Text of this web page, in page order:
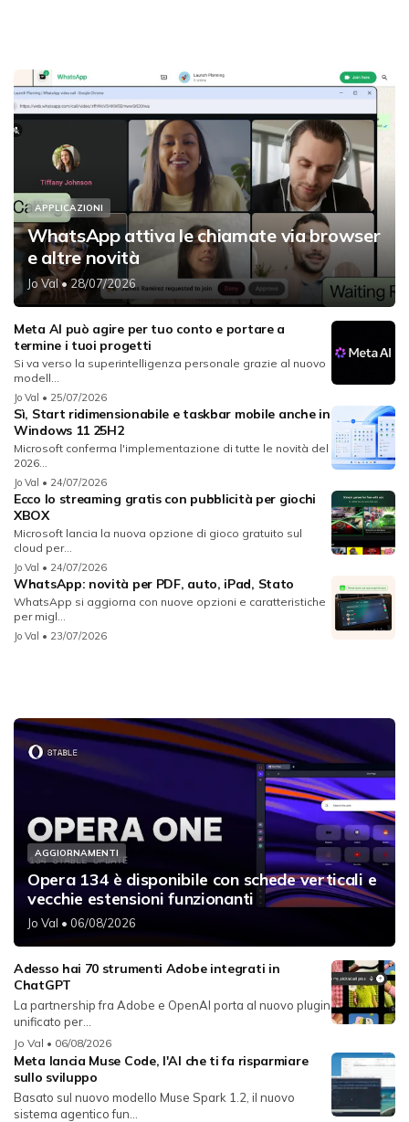
APPLICAZIONI
WhatsApp attiva le chiamate via browser
e altre novità
Jo Val• 28/07/2026
Meta AI può agire per tuo conto e portare a
termine i tuoi progetti
Si va verso la superintelligenza personale grazie al nuovo
modell...
Jo Val • 25/07/2026
Sì, Start ridimensionabile e taskbar mobile anche in
Windows 11 25H2
Microsoft conferma l'implementazione di tutte le novità del
2026...
Jo Val • 24/07/2026
Ecco lo streaming gratis con pubblicità per giochi
XBOX
Microsoft lancia la nuova opzione di gioco gratuito sul
cloud per...
Jo Val • 24/07/2026
WhatsApp: novità per PDF, auto, iPad, Stato
WhatsApp si aggiorna con nuove opzioni e caratteristiche
per migl...
Jo Val • 23/07/2026
AGGIORNAMENTI
Opera 134 è disponibile con schede verticali e
vecchie estensioni funzionanti
Jo Val • 06/08/2026
Adesso hai 70 strumenti Adobe integrati in
ChatGPT
La partnership fra Adobe e OpenAI porta al nuovo plugin
unificato per...
Jo Val • 06/08/2026
Meta lancia Muse Code, l'AI che ti fa risparmiare
sullo sviluppo
Basato sul nuovo modello Muse Spark 1.2, il nuovo
sistema agentico fun...